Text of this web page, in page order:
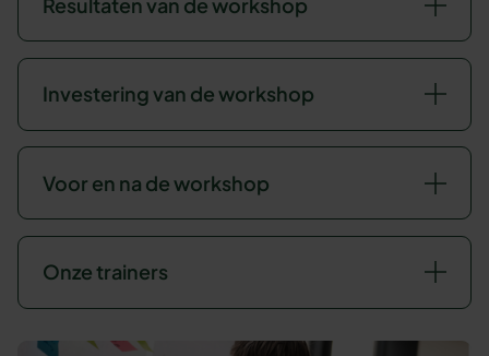
Investering van de workshop
Voor en na de workshop
Onze trainers